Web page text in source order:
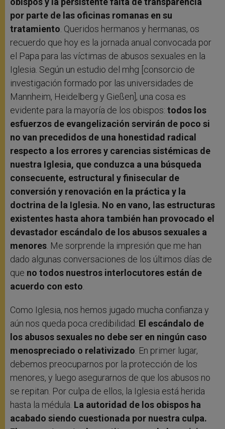
por parte de las oficinas romanas en su
tratamiento . Queridos hermanos y hermanas, os
recuerdo que hoy es la jornada anual convocada por
el Papa para las víctimas de abusos sexuales en la
Iglesia. Según un estudio del mhg [consorcio de
investigación formado por las universidades de
Mannheim, Heidelberg y Gießen], una cosa es
evidente para la mayoría de los obispos: todos los
esfuerzos de evangelización servirán de poco si
no van precedidos de una honestidad radical
respecto a los errores y carencias sistémicas de
nuestra Iglesia, que conduzca a una búsqueda
consecuente, estructural y finisecular de
conversión y renovación en la práctica y la
doctrina de la Iglesia. No en vano, las estructuras
existentes hasta ahora también han provocado el
devastador escándalo de los abusos sexuales a
menores . Me sorprende la impresión que me han
dado algunas conversaciones de los últimos días de
que no todos nuestros interlocutores están de
acuerdo con esto
Como Iglesia, nos hemos jugado mucha confianza y
aún nos queda poca credibilidad. El escándalo de
los abusos sexuales no debe ser en ningún caso
menospreciado o relativizado . En primer lugar,
debemos preocuparnos por la protección de los
menores, y luego asegurarnos de que los abusos no
se repitan. Por culpa de ellos, la Iglesia está herida
hasta la médula. La autoridad de los obispos ha
acabado siendo cuestionada por nuestra culpa.